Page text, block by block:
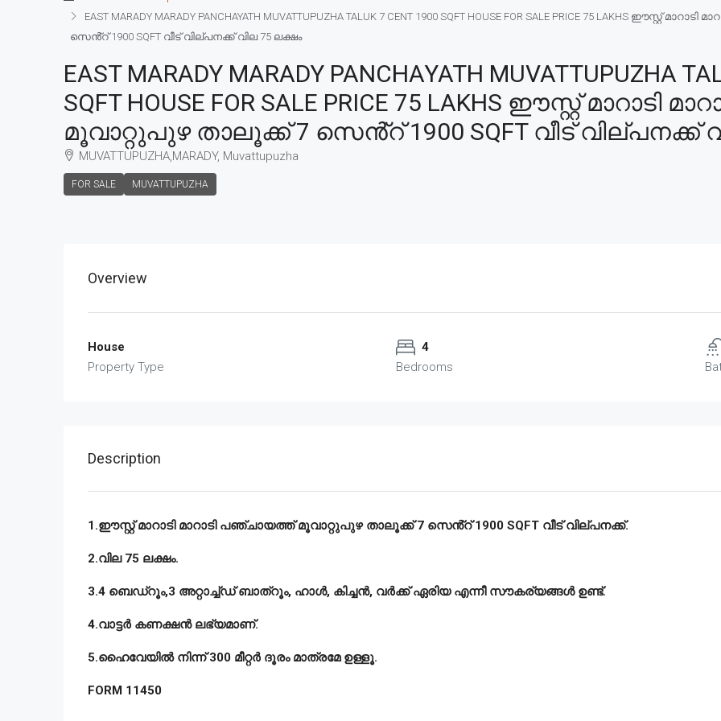
EAST MARADY MARADY PANCHAYATH MUVATTUPUZHA TALUK 7 CENT 1900 SQFT HOUSE FOR SALE PRICE 75 LAKHS ഈസ്റ്റ്
സെൻ്റ് 1900 SQFT വീട് വില്പനക്ക് വില 75 ലക്ഷം
EAST MARADY MARADY PANCHAYATH MUVATTUPUZHA
SQFT HOUSE FOR SALE PRICE 75 LAKHS ഈസ്റ്റ് മാറാടി
മൂവാറ്റുപുഴ താലൂക്ക് 7 സെൻ്റ് 1900 SQFT വീട് വില്പനക്ക്
MUVATTUPUZHA,MARADY, Muvattupuzha
FOR SALE MUVATTUPUZHA
Overview
House
Property Type
4
Bedrooms
Description
1.ഈസ്റ്റ് മാറാടി മാറാടി പഞ്ചായത്ത് മൂവാറ്റുപുഴ താലൂക്ക് 7 സെൻ്റ് 1900 SQFT വീട് വില്പനക്ക്.
2.വില 75 ലക്ഷം.
3.4 ബെഡ്റൂം,3 അറ്റാച്ച്ഡ് ബാത്റൂം, ഹാൾ, കിച്ചൻ, വർക്ക് ഏരിയ എന്നീ സൗകര്യങ്ങൾ ഉണ്ട്.
4.വാട്ടർ കണക്ഷൻ ലഭ്യമാണ്.
5.ഹൈവേയിൽ നിന്ന് 300 മീറ്റർ ദൂരം മാത്രമേ ഉള്ളൂ.
FORM 11450